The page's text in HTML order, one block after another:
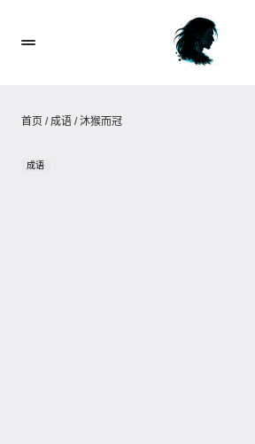
首页 /成语 /沐猴而冠
成语